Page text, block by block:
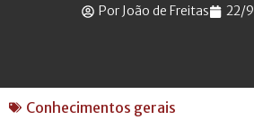
Por João de Freitas 22/
Conhecimentos gerais